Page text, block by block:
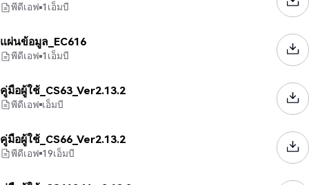
พีดีเอฟ 1เอ็มบี
แผ่นข้อมูล_EC616
พีดีเอฟ 1เอ็มบี
คู่มือผู้ใช้_CS63_Ver2.13.2
พีดีเอฟ เอ็มบี
คู่มือผู้ใช้_CS66_Ver2.13.2
พีดีเอฟ 19เอ็มบี